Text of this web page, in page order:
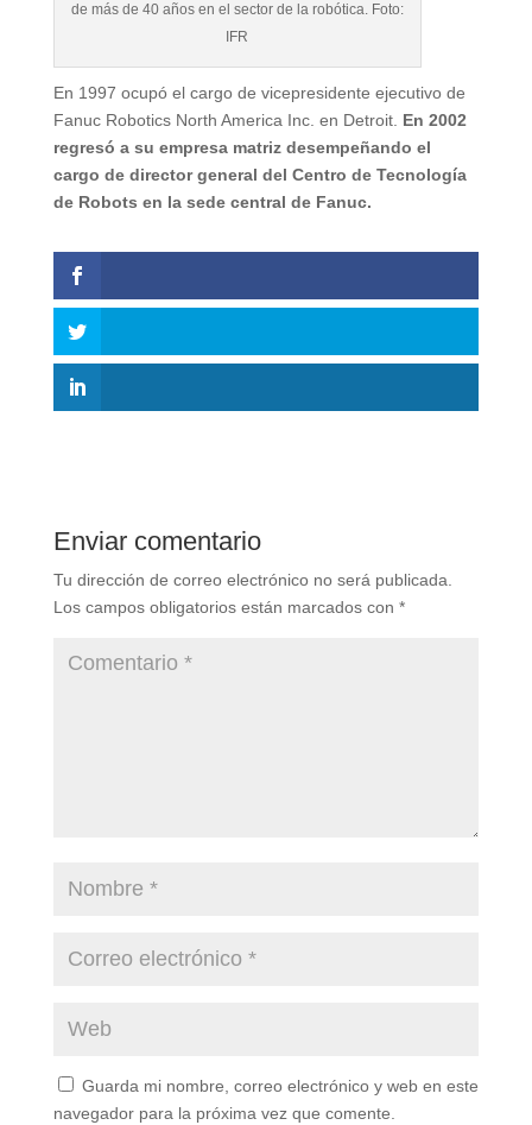
de más de 40 años en el sector de la robótica. Foto:
IFR
En 1997 ocupó el cargo de vicepresidente ejecutivo de
Fanuc Robotics North America Inc. en Detroit. En 2002
regresó a su empresa matriz desempeñando el
cargo de director general del Centro de Tecnología
de Robots en la sede central de Fanuc.
Enviar comentario
Tu dirección de correo electrónico no será publicada.
Los campos obligatorios están marcados con *
Guarda mi nombre, correo electrónico y web en este
navegador para la próxima vez que comente.